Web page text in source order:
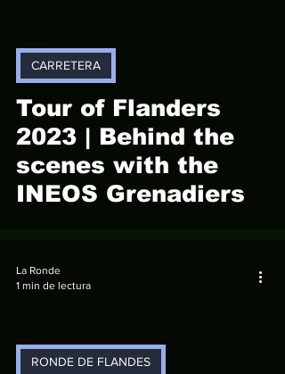
Tour of Flanders
2023 | Behind the
scenes with the
INEOS Grenadiers
CARRETERA
RONDE DE FLANDES
La Ronde
1 min de lectura